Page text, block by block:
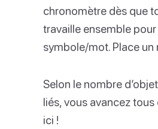
chronomètre dès que
travaille ensemble
symbole/mot. Place un
Selon le nombre
liés, vous avancez
ici !